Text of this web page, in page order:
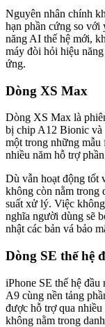
Nguyên nhân chính
hạn phần cứng so với
năng AI thế hệ mới,
máy đòi hỏi hiệu
ứng.
Dòng XS Max
Dòng XS Max là
bị chip A12 Bionic
một trong những mẫu
nhiều năm hỗ trợ
Dù vẫn hoạt động tốt
không còn nằm trong
suất xử lý. Việc
nghĩa người dùng sẽ
nhật các bản vá bảo
Dòng SE thế hệ
iPhone SE thế hệ
A9 cùng nền tảng
được hỗ trợ qua
không nằm trong